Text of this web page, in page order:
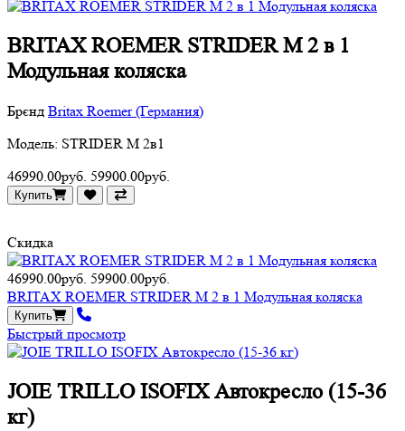
BRITAX ROEMER STRIDER M 2 в 1
Модульная коляска
Брєнд Britax Roemer (Германия)
Модель: STRIDER M 2в1
46990.00руб. 59900.00руб.
Купить
Скидка
46990.00руб. 59900.00руб.
BRITAX ROEMER STRIDER M 2 в 1 Модульная коляска
Купить
Быстрый просмотр
JOIE TRILLO ISOFIX Автокресло (15-36
кг)